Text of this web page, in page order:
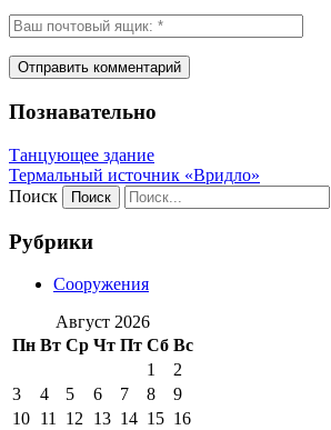
Познавательно
Танцующее здание
Термальный источник «Вридло»
Поиск
Рубрики
Сооружения
Август 2026
Пн Вт Ср Чт Пт Сб Вс
1
2
3
4 5 6 7 8
9
10 11 12 13 14 15 16